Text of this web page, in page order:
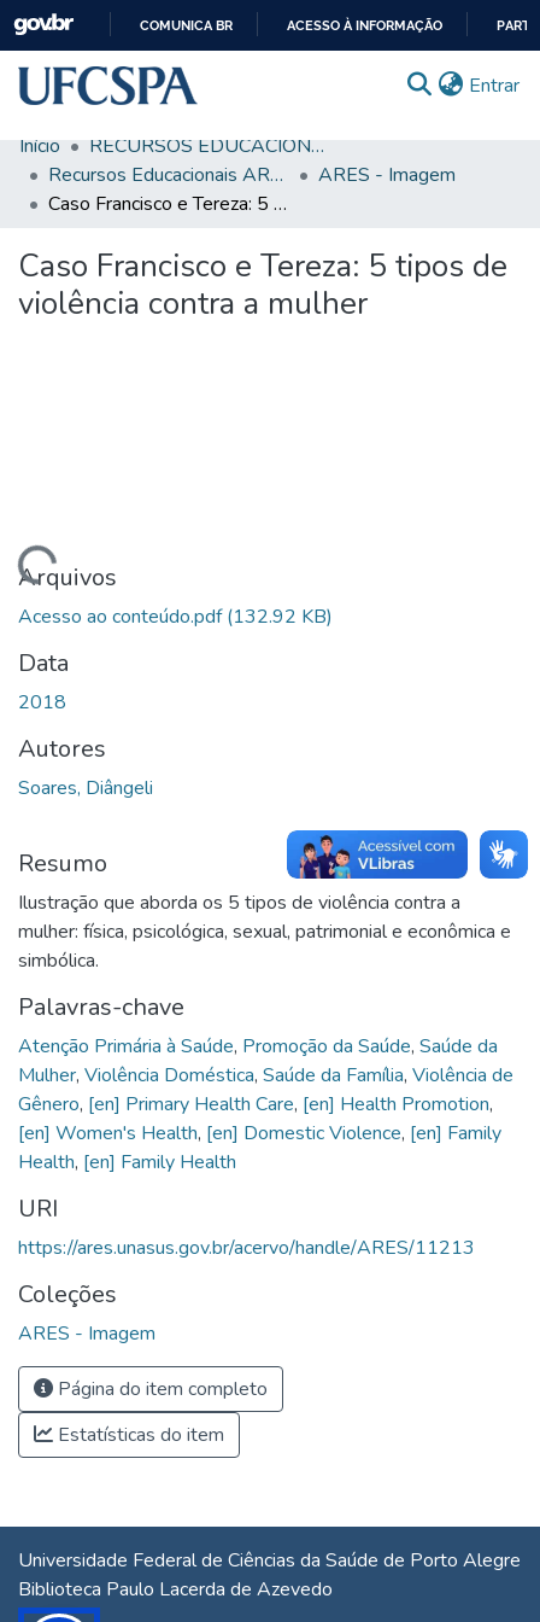
CONTEÚDO
COMUNICA BR ACESSO À INFORMAÇÃO
Entrar
Comunidades & Coleções
Busca Facetada
Estatísticas
Autoarquivamento
Início
RECURSOS EDUCACIONAIS
Recursos Educacionais ARES/UNA-SUS
ARES - Imagem
Caso Francisco e Tereza: 5 tipos de violência contra a mulher
Caso Francisco e Tereza: 5 tipos de
violência contra a mulher
Carregando...
Arquivos
Acesso ao conteúdo.pdf(132.92 KB)
Data
2018
Autores
Soares, Diângeli
Resumo
Ilustração que aborda os 5 tipos de violência contra a
mulher: física, psicológica, sexual, patrimonial e econômica e
simbólica.
Palavras-chave
Atenção Primária à Saúde, Promoção da Saúde, Saúde da
Mulher, Violência Doméstica, Saúde da Família, Violência de
Gênero, [en] Primary Health Care, [en] Health Promotion,
[en] Women's Health, [en] Domestic Violence, [en] Family
Health, [en] Family Health
URI
https://ares.unasus.gov.br/acervo/handle/ARES/11213
Coleções
ARES - Imagem
Página do item completo
Estatísticas do item
Universidade Federal de Ciências da Saúde de Porto Alegre
Biblioteca Paulo Lacerda de Azevedo